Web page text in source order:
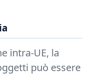
intra-UE, la
può essere